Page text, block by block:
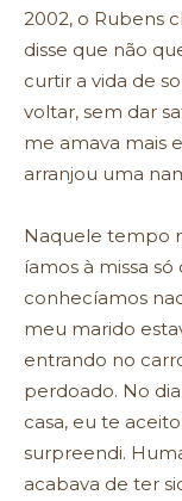
2002, o Rubens
disse que não
curtir a vida de
voltar, sem dar
me amava mais
arranjou uma
Naquele tempo
íamos à missa
conhecíamos
meu marido
entrando no
perdoado. No
casa, eu te
surpreendi.
acabava de ter